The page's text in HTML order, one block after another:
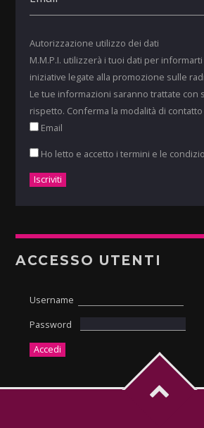
Autorizzazione utilizzo dei dati
M.M.P.I. utilizzerà i tuoi dati per
iniziative legate alla promozione sulle
Le tue informazioni saranno trattate con
rispetto. Conferma la modalità di
Email
Ho letto e accetto i termini e le
ACCESSO UTENTI
Username
Password